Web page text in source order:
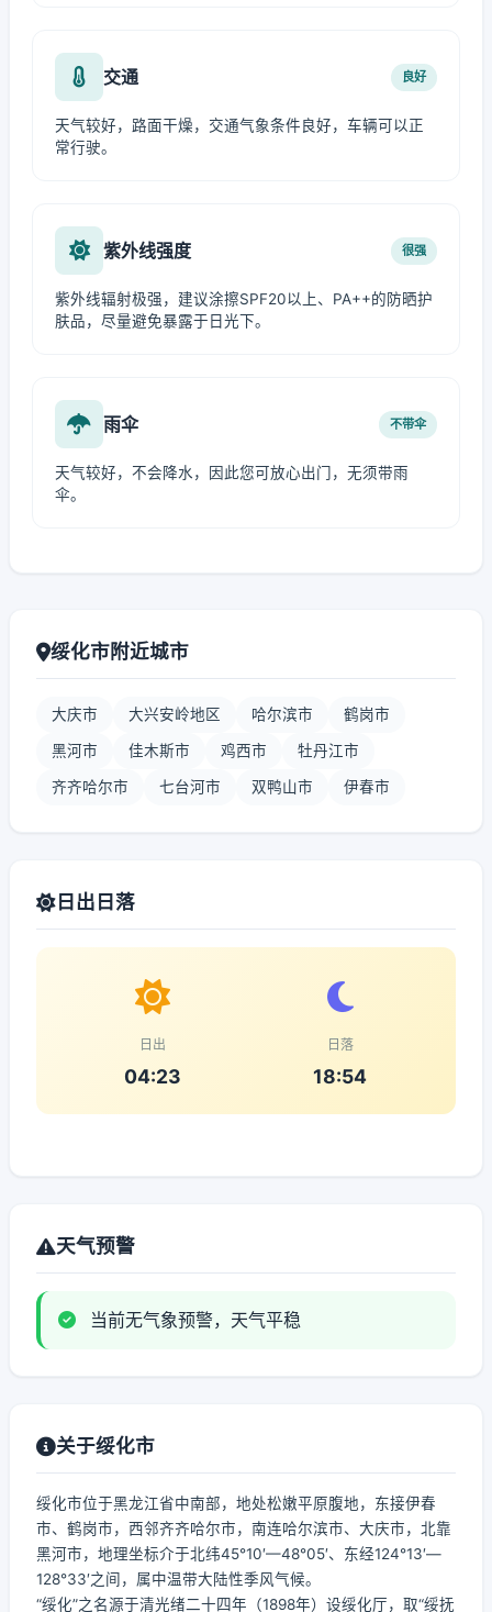
交通 良好
天气较好，路面干燥，交通气象条件良好，车辆可以正
常行驶。
紫外线强度 很强
紫外线辐射极强，建议涂擦SPF20以上、PA++的防晒护
肤品，尽量避免暴露于日光下。
雨伞 不带伞
天气较好，不会降水，因此您可放心出门，无须带雨
伞。
绥化市附近城市
大庆市 大兴安岭地区 哈尔滨市 鹤岗市
黑河市 佳木斯市 鸡西市 牡丹江市
齐齐哈尔市 七台河市 双鸭山市 伊春市
日出日落
日出
04:23
日落
18:54
天气预警
当前无气象预警，天气平稳
关于绥化市
绥化市位于黑龙江省中南部，地处松嫩平原腹地，东接伊春
市、鹤岗市，西邻齐齐哈尔市，南连哈尔滨市、大庆市，北靠
黑河市，地理坐标介于北纬45°10′—48°05′、东经124°13′—
128°33′之间，属中温带大陆性季风气候。
“绥化”之名源于清光绪二十四年（1898年）设绥化厅，取“绥抚